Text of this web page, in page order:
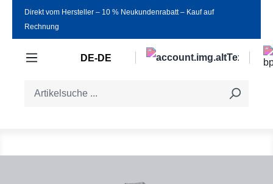
Zum Hauptinhalt springen
Direkt vom Hersteller ‒ 10 % Neukundenrabatt ‒ Kauf auf
Rechnung
DE-DE